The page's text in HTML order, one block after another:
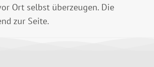
Ort selbst überzeugen. Die
zur Seite.